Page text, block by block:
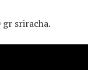
gr sriracha.